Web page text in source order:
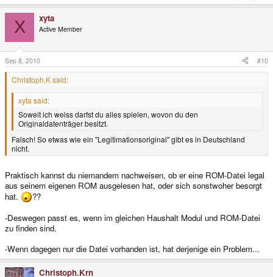
X xyta
Active Member
Sep 8, 2010 #10
Christoph.K said:
xyta said:
Soweit ich weiss darfst du alles spielen, wovon du den
Originaldatenträger besitzt.
Falsch! So etwas wie ein "Legitimationsoriginal" gibt es in Deutschland
nicht.
Praktisch kannst du niemandem nachweisen, ob er eine ROM-Datei legal
aus seinem eigenen ROM ausgelesen hat, oder sich sonstwoher besorgt
hat.
??
-Deswegen passt es, wenn im gleichen Haushalt Modul und ROM-Datei
zu finden sind.
-Wenn dagegen nur die Datei vorhanden ist, hat derjenige ein Problem...
Christoph.Krn